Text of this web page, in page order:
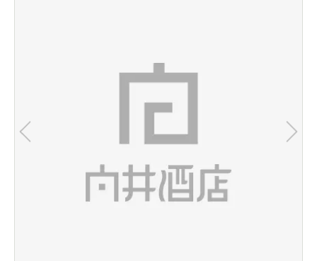
お気に入り機能の活用方法
会社情報